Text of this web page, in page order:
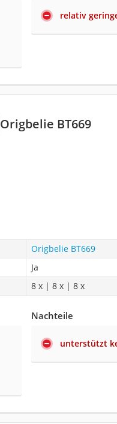
relativ
Origbelie BT669
Origbelie BT669
Ja
8 x | 8 x | 8 x
Nachteile
unterstützt